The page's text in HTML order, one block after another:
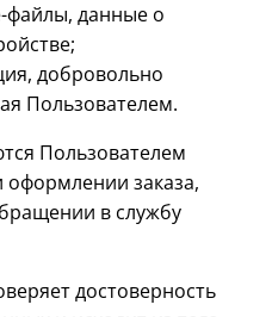
файлы, данные о
добровольно
Пользователем.
Пользователем
оформлении заказа,
в службу
достоверность